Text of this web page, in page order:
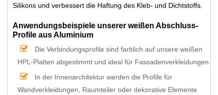
Silikons und verbessert die Haftung des Kleb- und Dichtstoffs.
Anwendungsbeispiele unserer weißen Abschluss-
Profile aus Aluminium
Die Verbindungsprofile sind farblich auf unsere weißen
HPL-Platten abgestimmt und ideal für Fassadenverkleidungen
In der Innenarchitektur werden die Profile für
Wandverkleidungen, Raumteiler oder dekorative Elemente